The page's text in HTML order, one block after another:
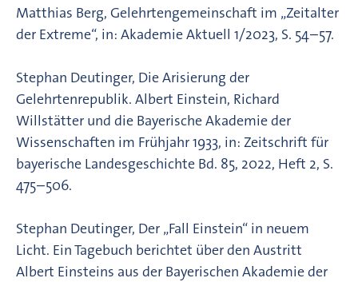
Matthias Berg, Gelehrtengemeinschaft im „Zeitalter
der Extreme“, in: Akademie Aktuell 1/2023, S. 54–57.
Stephan Deutinger, Die Arisierung der
Gelehrtenrepublik. Albert Einstein, Richard
Willstätter und die Bayerische Akademie der
Wissenschaften im Frühjahr 1933, in: Zeitschrift für
bayerische Landesgeschichte Bd. 85, 2022, Heft 2, S.
475–506.
Stephan Deutinger, Der „Fall Einstein“ in neuem
Licht. Ein Tagebuch berichtet über den Austritt
Albert Einsteins aus der Bayerischen Akademie der